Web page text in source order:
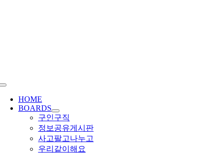
Toggle
Navigation
HOME
BOARDS
구인구직
정보공유게시판
사고팔고나누고
우리같이해요